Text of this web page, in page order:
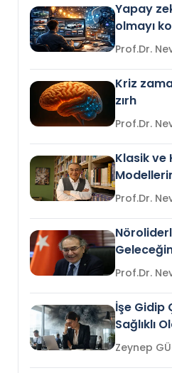
Yapay
olmayı
Kriz
zırh
Klasik ve
Liderlik”
İşe Gidip
Sağlıklı
Gelir mi?